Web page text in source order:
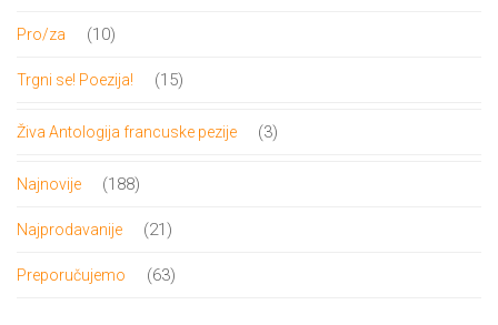
Pro/za 1010
Trgni se! Poezija! 1515
Živa Antologija francuske pezije 33
Najnovije 188188
Najprodavanije 2121
Preporučujemo 6363